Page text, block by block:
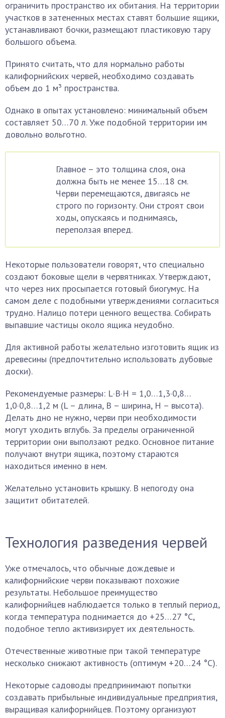
ограничить пространство их обитания. На территории
участков в затененных местах ставят большие ящики,
устанавливают бочки, размещают пластиковую тару
большого объема.
Принято считать, что для нормально работы
калифорнийских червей, необходимо создавать
объем до 1 м³ пространства.
Однако в опытах установлено: минимальный объем
составляет 50…70 л. Уже подобной территории им
довольно вольготно.
Главное – это толщина слоя, она
должна быть не менее 15…18 см.
Черви перемещаются, двигаясь не
строго по горизонту. Они строят свои
ходы, опускаясь и поднимаясь,
переползая вперед.
Некоторые пользователи говорят, что специально
создают боковые щели в червятниках. Утверждают,
что через них просыпается готовый биогумус. На
самом деле с подобными утверждениями согласиться
трудно. Налицо потери ценного вещества. Собирать
выпавшие частицы около ящика неудобно.
Для активной работы желательно изготовить ящик из
древесины (предпочтительно использовать дубовые
доски).
Рекомендуемые размеры: L·B·H = 1,0…1,3·0,8…
1,0·0,8…1,2 м (L – длина, В – ширина, Н – высота).
Делать дно не нужно, черви при необходимости
могут уходить вглубь. За пределы ограниченной
территории они выползают редко. Основное питание
получают внутри ящика, поэтому стараются
находиться именно в нем.
Желательно установить крышку. В непогоду она
защитит обитателей.
Технология разведения червей
Уже отмечалось, что обычные дождевые и
калифорнийские черви показывают похожие
результаты. Небольшое преимущество
калифорнийцев наблюдается только в теплый период,
когда температура поднимается до +25…27 °С,
подобное тепло активизирует их деятельность.
Отечественные животные при такой температуре
несколько снижают активность (оптимум +20…24 °С).
Некоторые садоводы предпринимают попытки
создавать прибыльные индивидуальные предприятия,
выращивая калифорнийцев. Поэтому организуют